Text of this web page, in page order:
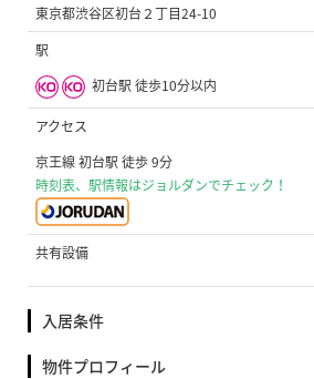
東京都渋谷区初台２丁目24-10
駅
初台駅 徒歩10分以内
アクセス
京王線 初台駅 徒歩 9分
時刻表、駅情報はジョルダンでチェック！
共有設備
入居条件
物件プロフィール